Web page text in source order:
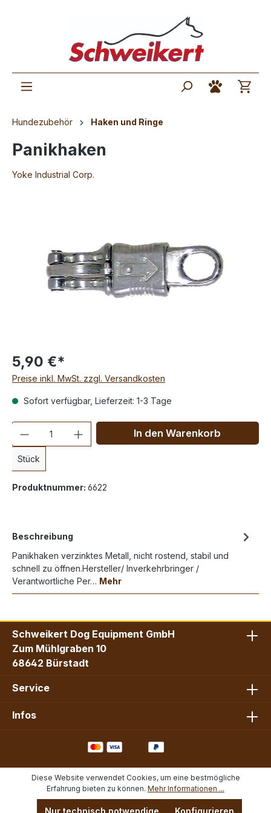
Hundezubehör Haken und Ringe
Panikhaken
Yoke Industrial Corp.
5,90 €*
Preise inkl. MwSt. zzgl. Versandkosten
Sofort verfügbar, Lieferzeit: 1-3 Tage
Anzahl
Stück
In den Warenkorb
Produktnummer: 6622
Beschreibung
Panikhaken verzinktes Metall, nicht rostend, stabil und
schnell zu öffnen.Hersteller/ Inverkehrbringer /
Verantwortliche Per… Mehr
Schweikert Dog Equipment GmbH
Zum Mühlgraben 10
68642 Bürstadt
Service
Infos
Diese Website verwendet Cookies, um eine bestmögliche
Erfahrung bieten zu können. Mehr Informationen ...
Nur technisch notwendige Konfigurieren